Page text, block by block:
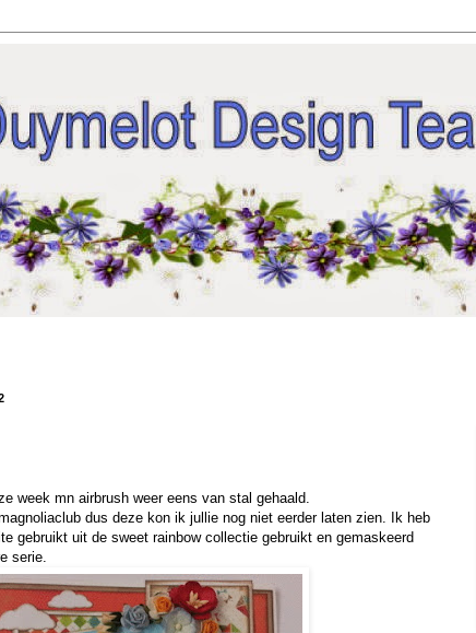
week mn airbrush weer eens van stal gehaald.
dus deze kon ik jullie nog niet eerder laten zien. Ik heb
gebruikt uit de sweet rainbow collectie gebruikt en gemaskeerd
serie.